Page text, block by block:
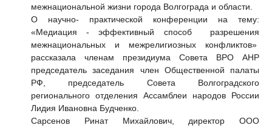
межнациональной жизни города Волгограда и области.
О научно- практической конференции на тему:
«Медиация - эффективный способ разрешения
межнациональных и межрелигиозных конфликтов»
рассказала членам президиума Совета ВРО АНР
председатель заседания член Общественной палаты
РФ, председатель Совета Волгоградского
регионального отделения Ассамблеи народов России
Лидия Ивановна Будченко.
Сарсенов Ринат Михайлович, директор ООО